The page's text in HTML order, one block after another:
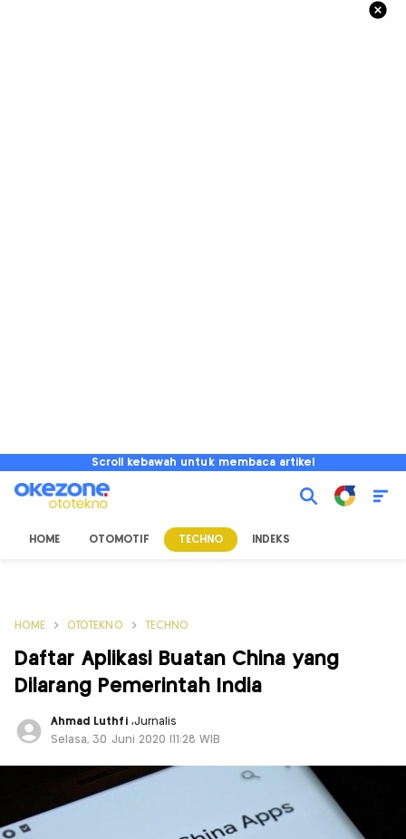
Scroll kebawah untuk membaca artikel
HOME OTOMOTIF TECHNO INDEKS
HOME OTOTEKNO TECHNO
Daftar Aplikasi Buatan China yang
Dilarang Pemerintah India
Ahmad Luthfi ,Jurnalis
Selasa, 30 Juni 2020 |11:28 WIB